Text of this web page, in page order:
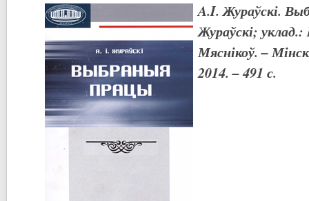
A.I. Жураўскі.
Жураўскі; уклад.:
Мяснікоў. –
2014. – 491 с.